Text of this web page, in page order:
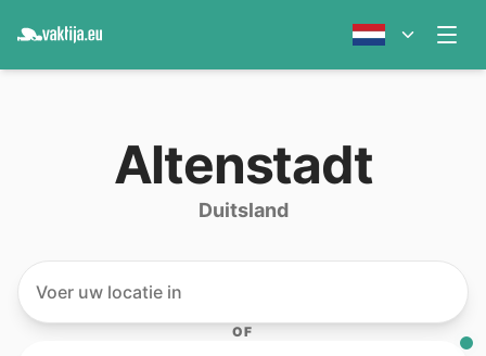
Altenstadt
Duitsland
OF